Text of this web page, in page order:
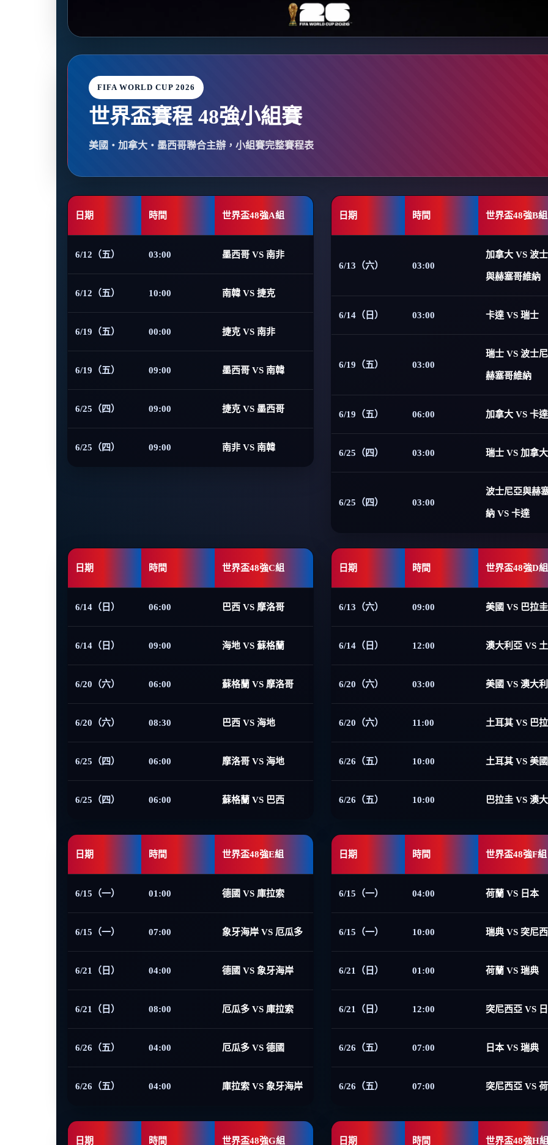
FIFA WORLD CUP 2026
世界盃賽程 48強小組賽
美國・加拿大・墨西哥聯合主辦，小組賽完整賽程表
日期 時間 世界盃48強A組
6/12（五） 03:00 墨西哥 VS 南非
6/12（五） 10:00 南韓 VS 捷克
6/19（五） 00:00 捷克 VS 南非
6/19（五） 09:00 墨西哥 VS 南韓
6/25（四） 09:00 捷克 VS 墨西哥
6/25（四） 09:00 南非 VS 南韓
日期 時間 世界盃48強B組
6/13（六） 03:00
加拿大 VS 波
與赫塞哥維納
6/14（日） 03:00 卡達 VS 瑞士
6/19（五） 03:00
瑞士 VS 波士
赫塞哥維納
6/19（五） 06:00 加拿大 VS 卡達
6/25（四） 03:00 瑞士 VS 加拿大
6/25（四） 03:00
波士尼亞與赫
納 VS 卡達
日期 時間 世界盃48強C組
6/14（日） 06:00 巴西 VS 摩洛哥
6/14（日） 09:00 海地 VS 蘇格蘭
6/20（六） 06:00 蘇格蘭 VS 摩洛哥
6/20（六） 08:30 巴西 VS 海地
6/25（四） 06:00 摩洛哥 VS 海地
6/25（四） 06:00 蘇格蘭 VS 巴西
日期 時間 世界盃48強D組
6/13（六） 09:00 美國 VS 巴拉圭
6/14（日） 12:00 澳大利亞 VS
6/20（六） 03:00 美國 VS 澳大
6/20（六） 11:00 土耳其 VS 巴
6/26（五） 10:00 土耳其 VS 美國
6/26（五） 10:00 巴拉圭 VS 澳
日期 時間 世界盃48強E組
6/15（一） 01:00 德國 VS 庫拉索
6/15（一） 07:00 象牙海岸 VS 厄瓜多
6/21（日） 04:00 德國 VS 象牙海岸
6/21（日） 08:00 厄瓜多 VS 庫拉索
6/26（五） 04:00 厄瓜多 VS 德國
6/26（五） 04:00 庫拉索 VS 象牙海岸
日期 時間 世界盃48強F組
6/15（一） 04:00 荷蘭 VS 日本
6/15（一） 10:00 瑞典 VS 突尼
6/21（日） 01:00 荷蘭 VS 瑞典
6/21（日） 12:00 突尼西亞 VS
6/26（五） 07:00 日本 VS 瑞典
6/26（五） 07:00 突尼西亞 VS
日期 時間 世界盃48強G組 日期 時間 世界盃48強H組